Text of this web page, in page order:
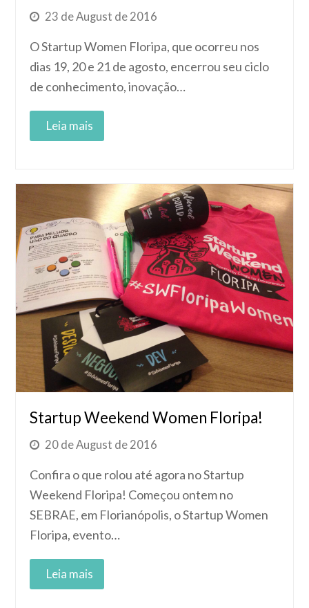
23 de August de 2016
O Startup Women Floripa, que ocorreu nos
dias 19, 20 e 21 de agosto, encerrou seu ciclo
de conhecimento, inovação…
Startup Weekend Women Floripa!
20 de August de 2016
Confira o que rolou até agora no Startup
Weekend Floripa! Começou ontem no
SEBRAE, em Florianópolis, o Startup Women
Floripa, evento…